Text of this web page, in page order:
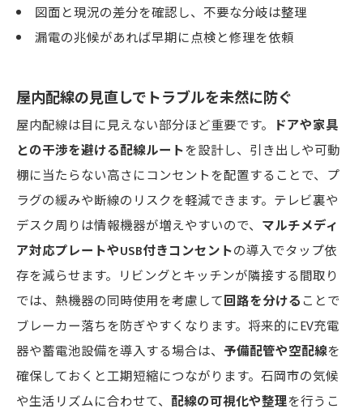
図面と現況の差分を確認し、不要な分岐は整理
漏電の兆候があれば早期に点検と修理を依頼
屋内配線の見直しでトラブルを未然に防ぐ
屋内配線は目に見えない部分ほど重要です。 ドアや家具
との干渉を避ける配線ルートを設計し、引き出しや可動
棚に当たらない高さにコンセントを配置することで、プ
ラグの緩みや断線のリスクを軽減できます。テレビ裏や
デスク周りは情報機器が増えやすいので、 マルチメディ
ア対応プレートやUSB付きコンセントの導入でタップ依
存を減らせます。リビングとキッチンが隣接する間取り
では、熱機器の同時使用を考慮して回路を分けることで
ブレーカー落ちを防ぎやすくなります。将来的にEV充電
器や蓄電池設備を導入する場合は、 予備配管や空配線を
確保しておくと工期短縮につながります。石岡市の気候
や生活リズムに合わせて、 配線の可視化や整理を行うこ